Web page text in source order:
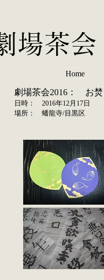
場茶会
Home
劇場茶会2016： お焚
日時： 2016年12月17日
場所： 蟠龍寺/目黒区